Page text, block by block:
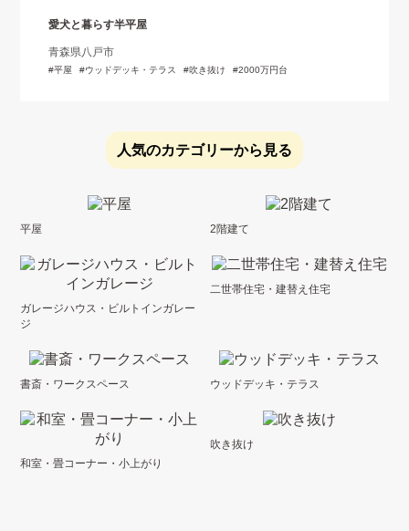
愛犬と暮らす半平屋
青森県八戸市
平屋 ウッドデッキ・テラス 吹き抜け 2000万円台
人気のカテゴリーから見る
平屋 2階建て
ガレージハウス・ビルトインガレー
ジ
二世帯住宅・建替え住宅
書斎・ワークスペース ウッドデッキ・テラス
和室・畳コーナー・小上がり
吹き抜け